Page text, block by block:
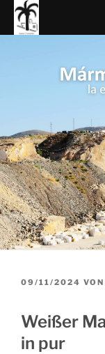
09/11/2024 VON
Weißer
in pur